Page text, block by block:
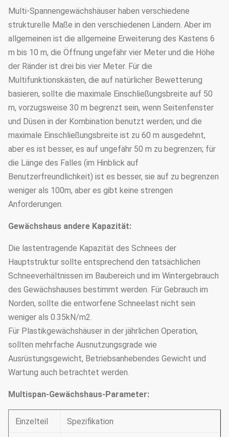
Multi-Spannengewächshäuser haben verschiedene
strukturelle Maße in den verschiedenen Ländern. Aber im
allgemeinen ist die allgemeine Erweiterung des Kastens 6
m bis 10 m, die Öffnung ungefähr vier Meter und die Höhe
der Ränder ist drei bis vier Meter. Für die
Multifunktionskästen, die auf natürlicher Bewetterung
basieren, sollte die maximale Einschließungsbreite auf 50
m, vorzugsweise 30 m begrenzt sein, wenn Seitenfenster
und Düsen in der Kombination benutzt werden; und die
maximale Einschließungsbreite ist zu 60 m ausgedehnt,
aber es ist besser, es auf ungefähr 50 m zu begrenzen; für
die Länge des Falles (im Hinblick auf
Benutzerfreundlichkeit) ist es besser, sie auf zu begrenzen
weniger als 100m, aber es gibt keine strengen
Anforderungen.
Gewächshaus andere Kapazität:
Die lastentragende Kapazität des Schnees der
Hauptstruktur sollte entsprechend den tatsächlichen
Schneeverhältnissen im Baubereich und im Wintergebrauch
des Gewächshauses bestimmt werden. Für Gebrauch im
Norden, sollte die entworfene Schneelast nicht sein
weniger als 0.35kN/m2.
Für Plastikgewächshäuser in der jährlichen Operation,
sollten mehrfache Ausnutzungsgrade wie
Ausrüstungsgewicht, Betriebsanhebendes Gewicht und
Wartung auch betrachtet werden.
Multispan-Gewächshaus-Parameter:
Einzelteil Spezifikation